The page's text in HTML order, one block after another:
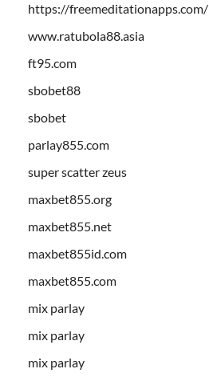
https://freemeditationapps.com/
www.ratubola88.asia
ft95.com
sbobet88
sbobet
parlay855.com
super scatter zeus
maxbet855.org
maxbet855.net
maxbet855id.com
maxbet855.com
mix parlay
mix parlay
mix parlay